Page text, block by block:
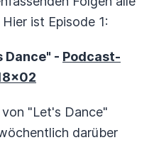
ist Episode 1:
Dance" - Podcast-
"Let's Dance"
darüber